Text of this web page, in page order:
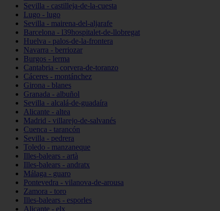
Sevilla - castilleja-de-la-cuesta
Lugo - lugo
Sevilla - mairena-del-aljarafe
Barcelona - l39hospitalet-de-llobregat
Huelva - palos-de-la-frontera
Navarra - berriozar
Burgos - lerma
Cantabria - corvera-de-toranzo
Cáceres - montánchez
Girona - blanes
Granada - albuñol
Sevilla - alcalá-de-guadaíra
Alicante - altea
Madrid - villarejo-de-salvanés
Cuenca - tarancón
Sevilla - pedrera
Toledo - manzaneque
Illes-balears - artà
Illes-balears - andratx
Málaga - guaro
Pontevedra - vilanova-de-arousa
Zamora - toro
Illes-balears - esporles
Alicante - elx